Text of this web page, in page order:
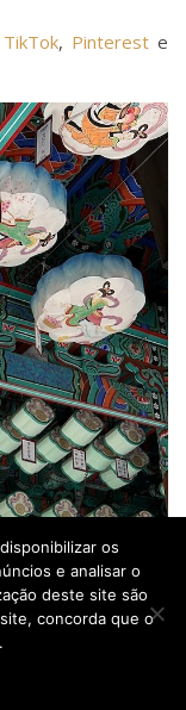
TikTok, Pinterest e
os
e analisar o
deste site são
concorda que o